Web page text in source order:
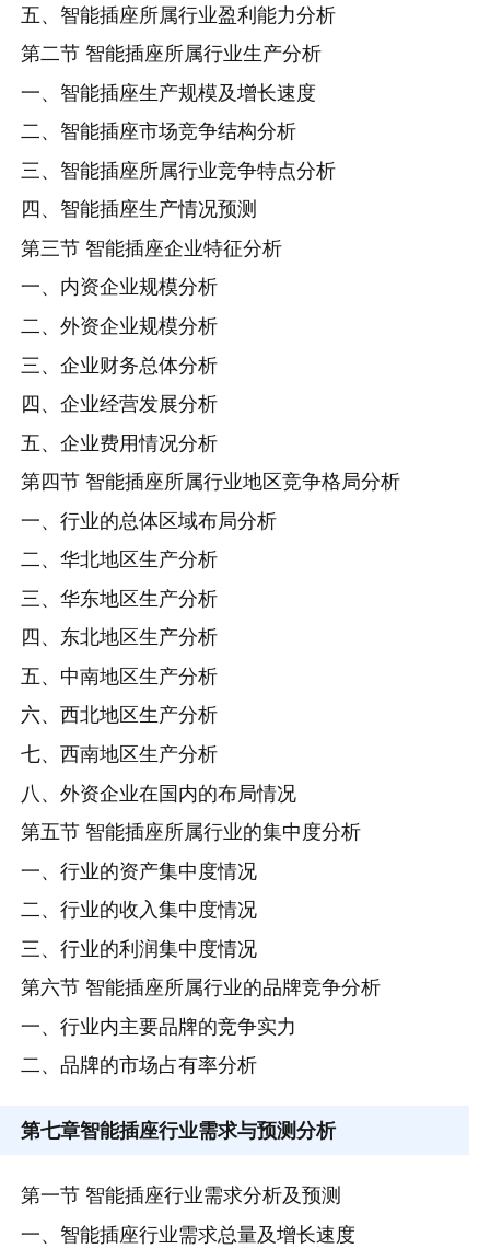
五、智能插座所属行业盈利能力分析
第二节 智能插座所属行业生产分析
一、智能插座生产规模及增长速度
二、智能插座市场竞争结构分析
三、智能插座所属行业竞争特点分析
四、智能插座生产情况预测
第三节 智能插座企业特征分析
一、内资企业规模分析
二、外资企业规模分析
三、企业财务总体分析
四、企业经营发展分析
五、企业费用情况分析
第四节 智能插座所属行业地区竞争格局分析
一、行业的总体区域布局分析
二、华北地区生产分析
三、华东地区生产分析
四、东北地区生产分析
五、中南地区生产分析
六、西北地区生产分析
七、西南地区生产分析
八、外资企业在国内的布局情况
第五节 智能插座所属行业的集中度分析
一、行业的资产集中度情况
二、行业的收入集中度情况
三、行业的利润集中度情况
第六节 智能插座所属行业的品牌竞争分析
一、行业内主要品牌的竞争实力
二、品牌的市场占有率分析
第七章智能插座行业需求与预测分析
第一节 智能插座行业需求分析及预测
一、智能插座行业需求总量及增长速度